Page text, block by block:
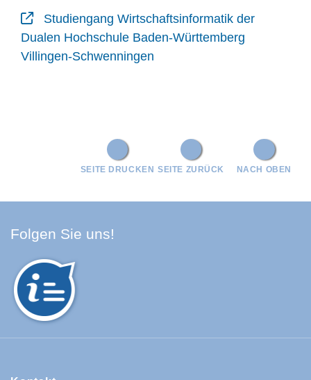
Studiengang Wirtschaftsinformatik der
Dualen Hochschule Baden-Württemberg
Villingen-Schwenningen
NACH OBEN
SEITE ZURÜCK
SEITE DRUCKEN
Folgen Sie uns!